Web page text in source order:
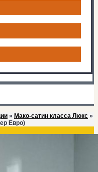
» Мако-сатин класса Люкс »
Евро)